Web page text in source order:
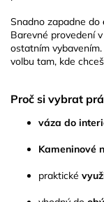
Snadno zapadne do
Barevné provedení v
ostatním
volbu tam, kde
Proč si vybrat
váza do
Kameninové
praktické